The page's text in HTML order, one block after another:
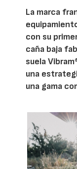
La marca
con su
caña baja
suela
una
una gama